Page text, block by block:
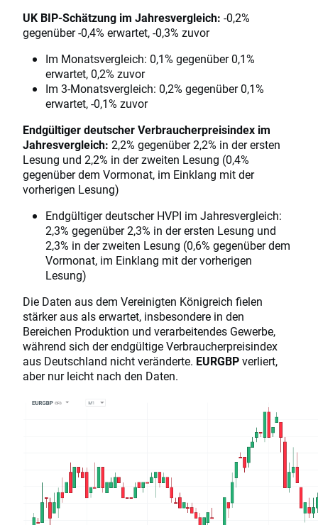
UK BIP-Schätzung im Jahresvergleich: -0,2%
gegenüber -0,4% erwartet, -0,3% zuvor
Im Monatsvergleich: 0,1% gegenüber 0,1%
erwartet, 0,2% zuvor
Im 3-Monatsvergleich: 0,2% gegenüber 0,1%
erwartet, -0,1% zuvor
Endgültiger deutscher Verbraucherpreisindex im
Jahresvergleich: 2,2% gegenüber 2,2% in der ersten
Lesung und 2,2% in der zweiten Lesung (0,4%
gegenüber dem Vormonat, im Einklang mit der
vorherigen Lesung)
Endgültiger deutscher HVPI im Jahresvergleich:
2,3% gegenüber 2,3% in der ersten Lesung und
2,3% in der zweiten Lesung (0,6% gegenüber dem
Vormonat, im Einklang mit der vorherigen
Lesung)
Die Daten aus dem Vereinigten Königreich fielen
stärker aus als erwartet, insbesondere in den
Bereichen Produktion und verarbeitendes Gewerbe,
während sich der endgültige Verbraucherpreisindex
aus Deutschland nicht veränderte. EURGBPverliert,
aber nur leicht nach den Daten.